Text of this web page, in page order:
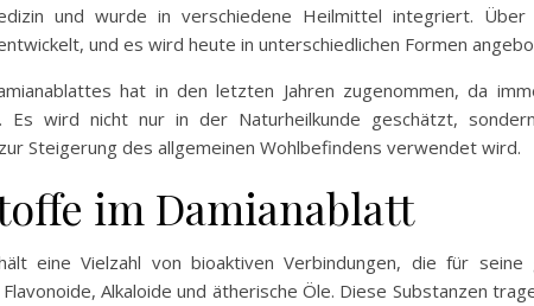
und wurde in verschiedene Heilmittel integriert.
und es wird heute in unterschiedlichen Formen
hat in den letzten Jahren zugenommen, da
Es wird nicht nur in der Naturheilkunde geschätzt,
Steigerung des allgemeinen Wohlbefindens verwendet wird.
im Damianablatt
eine Vielzahl von bioaktiven Verbindungen, die für
Alkaloide und ätherische Öle. Diese Substanzen